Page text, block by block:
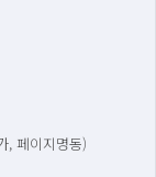
, 페이지명동)